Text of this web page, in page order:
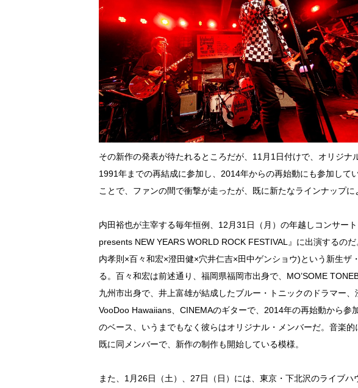
その新作の発表が待たれるところだが、11月1日付けで、オリジ
1991年までの再結成に参加し、2014年からの再始動にも参加して
ことで、ファンの間で衝撃が走ったが、既に新たなラインナップに
内田裕也が主宰する毎年恒例、12月31日（月）の年越しコンサー
presents NEW YEARS WORLD ROCK FESTIVAL』に出演するの
内孝則×百々和宏×澄田健×穴井仁吉×田中ゲンショウ)という新生ザ
る。百々和宏は前述通り、福岡県福岡市出身で、MO’SOME
九州市出身で、井上富雄が結成したブルー・トニックのドラマー、
VooDoo Hawaiians、CINEMAのギターで、2014年の再始動から参
のベース、いうまでもなく彼らはオリジナル・メンバーだ。音楽的
既に同メンバーで、新作の制作も開始している模様。
また、1月26日（土）、27日（日）には、東京・下北沢のライブ